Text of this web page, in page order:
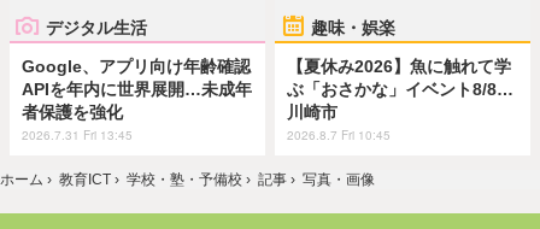
デジタル生活
Google、アプリ向け年齢確認
APIを年内に世界展開…未成年
者保護を強化
2026.7.31 Fri 13:45
趣味・娯楽
【夏休み2026】魚に触れて学
ぶ「おさかな」イベント8/8…
川崎市
2026.8.7 Fri 10:45
ホーム › 教育ICT › 学校・塾・予備校 › 記事 › 写真・画像